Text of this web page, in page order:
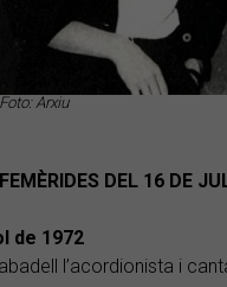
Arxiu
DEL 16 DE
de 1972
l’acordionista i